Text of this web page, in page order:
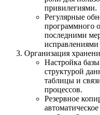
привилегиями.
Регулярные
программного
последними
исправлениями
Организация
Настройка
структурой
таблицы и
процессов.
Резервное